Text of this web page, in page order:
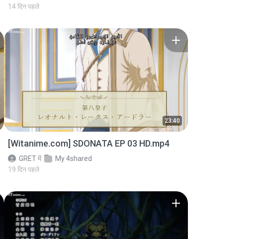
14 दिन पहले
23:40
[Witanime.com] SDONATA EP 03 HD.mp4
GRETमें
My 4shared
19 दिन पहले